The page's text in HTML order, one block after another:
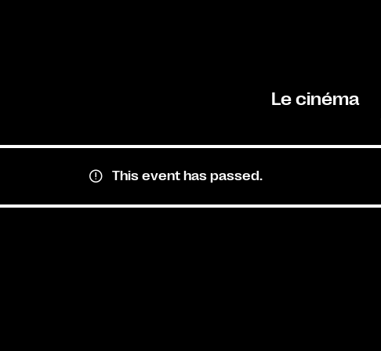
Le cinéma
This event has passed.